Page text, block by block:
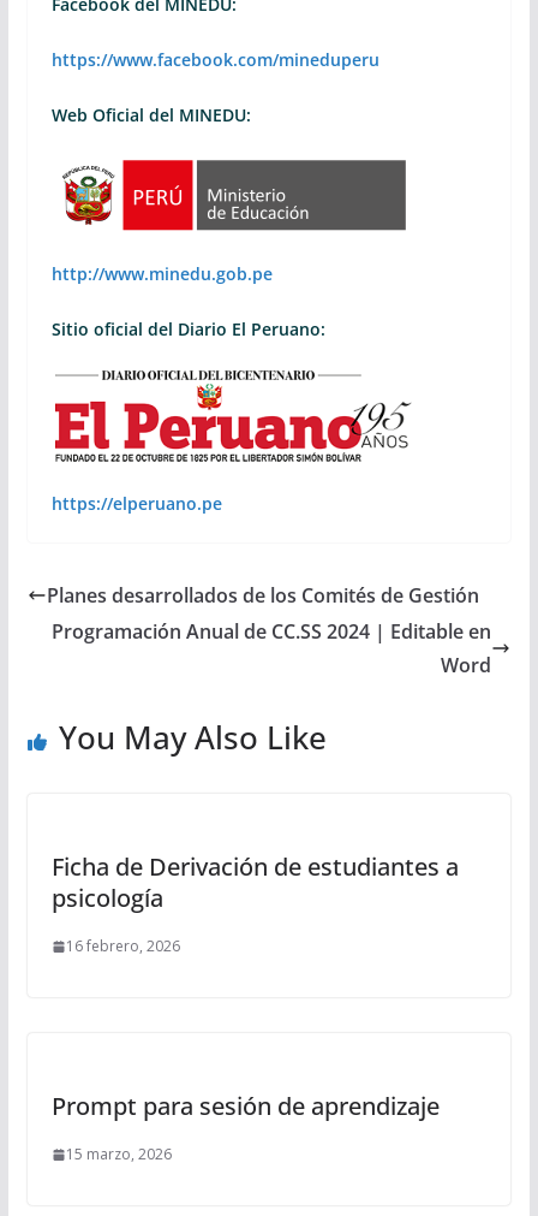
https://www.facebook.com/mineduperu
Web Oficial del MINEDU:
http://www.minedu.gob.pe
Sitio oficial del Diario El Peruano:
https://elperuano.pe
Planes desarrollados de los Comités de Gestión
Programación Anual de CC.SS 2024 | Editable en
Word
You May Also Like
Ficha de Derivación de estudiantes a
psicología
16 febrero, 2026
Prompt para sesión de aprendizaje
15 marzo, 2026